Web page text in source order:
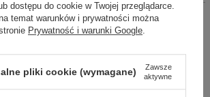
14 dni na łatwy zwrot
Bezpieczne zakupy
dostępu do cookie w Twojej przeglądarce.
temat warunków i prywatności można
Prywatność i warunki Google.
pliki cookie (wymagane)
Zawsze
aktywne